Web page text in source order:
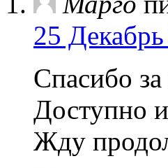
25
Спасибо
Доступно
Жду